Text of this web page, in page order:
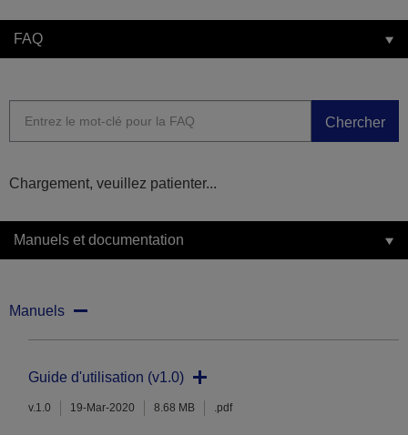
FAQ
Chercher
Chargement, veuillez patienter...
Manuels et documentation
Manuels
Guide d'utilisation (v1.0)
v.1.0 19-Mar-2020 8.68 MB .pdf